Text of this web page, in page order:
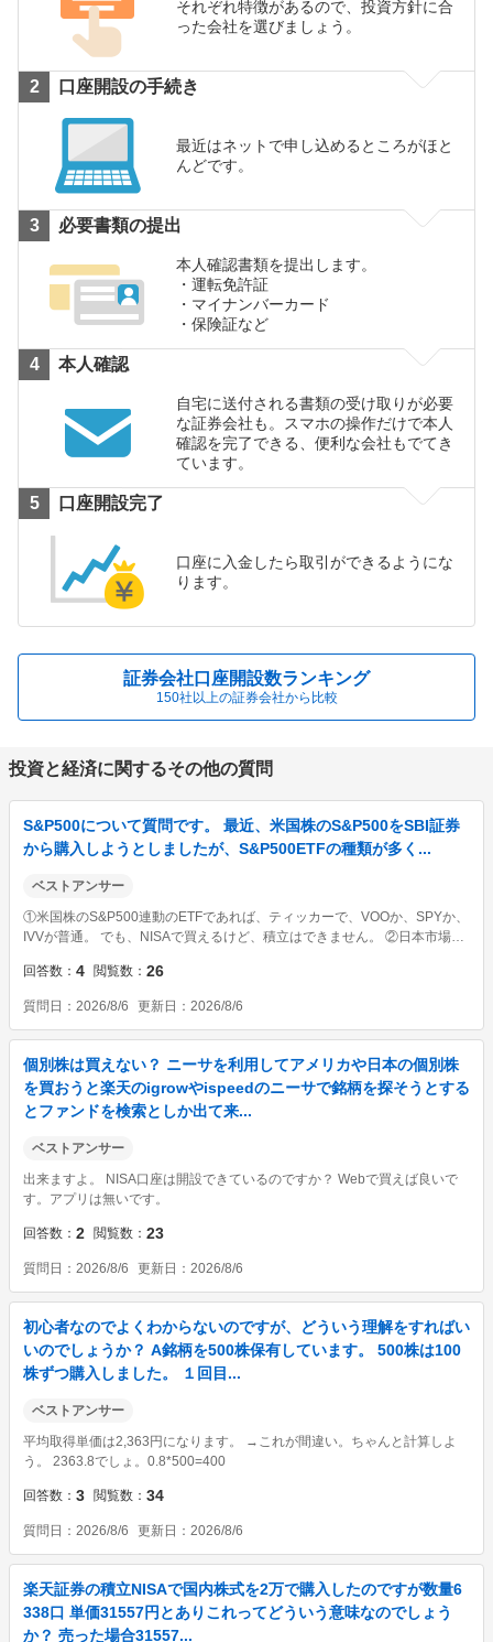
それぞれ特徴があるので、投資方針に合
った会社を選びましょう。
口座開設の手続き
最近はネットで申し込めるところがほと
んどです。
必要書類の提出
本人確認書類を提出します。
運転免許証
マイナンバーカード
保険証など
本人確認
自宅に送付される書類の受け取りが必要
な証券会社も。スマホの操作だけで本人
確認を完了できる、便利な会社もでてき
ています。
口座開設完了
口座に入金したら取引ができるようにな
ります。
証券会社口座開設数ランキング
150社以上の証券会社から比較
投資と経済に関するその他の質問
S&P500について質問です。 最近、米国株のS&P500をSBI証券
から購入しようとしましたが、S&P500ETFの種類が多く...
ベストアンサー
①米国株のS&P500連動のETFであれば、ティッカーで、VOOか、SPYか、
IVVが普通。 でも、NISAで買えるけど、積立はできません。 ②日本市場の
も、NISAで買えるけど、積立はできません。 ...
回答数 4 閲覧数 26
質問日 2026/8/6 更新日 2026/8/6
個別株は買えない？ ニーサを利用してアメリカや日本の個別株
を買おうと楽天のigrowやispeedのニーサで銘柄を探そうとする
とファンドを検索としか出て来...
ベストアンサー
出来ますよ。 NISA口座は開設できているのですか？ Webで買えば良いで
す。アプリは無いです。
回答数 2 閲覧数 23
質問日 2026/8/6 更新日 2026/8/6
初心者なのでよくわからないのですが、どういう理解をすればい
いのでしょうか？ A銘柄を500株保有しています。 500株は100
株ずつ購入しました。 １回目...
ベストアンサー
平均取得単価は2,363円になります。 →これが間違い。ちゃんと計算しよ
う。 2363.8でしょ。0.8*500=400
回答数 3 閲覧数 34
質問日 2026/8/6 更新日 2026/8/6
楽天証券の積立NISAで国内株式を2万で購入したのですが数量6
338口 単価31557円とありこれってどういう意味なのでしょう
か？ 売った場合31557...